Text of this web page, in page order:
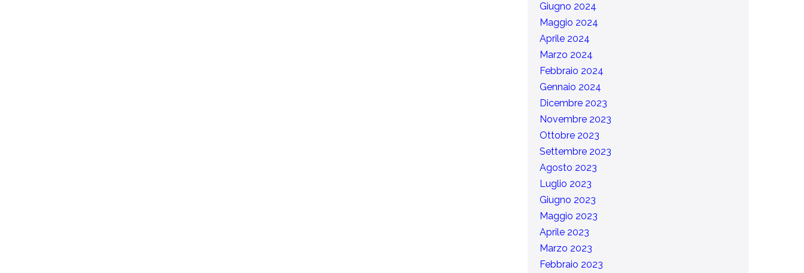
Giugno 2024
Maggio 2024
Aprile 2024
Marzo 2024
Febbraio 2024
Gennaio 2024
Dicembre 2023
Novembre 2023
Ottobre 2023
Settembre 2023
Agosto 2023
Luglio 2023
Giugno 2023
Maggio 2023
Aprile 2023
Marzo 2023
Febbraio 2023